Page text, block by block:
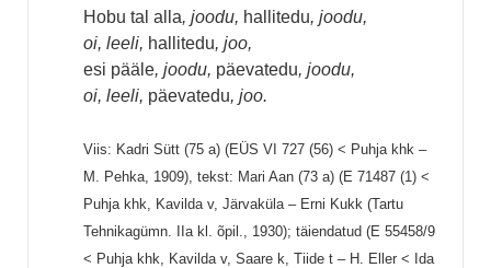
Hobu tal alla, joodu, hallitedu, joodu,
oi, leeli, hallitedu, joo,
esi pääle, joodu, päevatedu, joodu,
oi, leeli, päevatedu, joo.
Viis: Kadri Sütt (75 a) (EÜS VI 727 (56) < Puhja khk –
M. Pehka, 1909), tekst: Mari Aan (73 a) (E 71487 (1) <
Puhja khk, Kavilda v, Järvaküla – Erni Kukk (Tartu
Tehnikagümn. IIa kl. õpil., 1930); täiendatud (E 55458/9
< Puhja khk, Kavilda v, Saare k, Tiide t – H. Eller < Ida